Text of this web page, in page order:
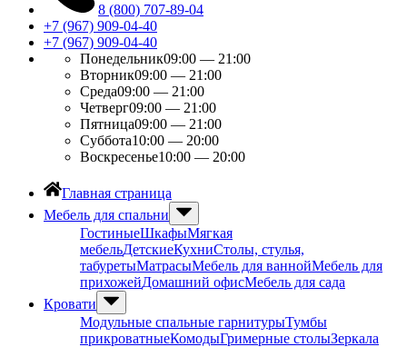
8 (800) 707-89-04
+7 (967) 909-04-40
+7 (967) 909-04-40
Понедельник09:00 — 21:00
Вторник09:00 — 21:00
Среда09:00 — 21:00
Четверг09:00 — 21:00
Пятница09:00 — 21:00
Суббота10:00 — 20:00
Воскресенье10:00 — 20:00
Главная страница
Мебель для спальни
ГостиныеШкафыМягкая
мебельДетскиеКухниСтолы, стулья,
табуретыМатрасыМебель для ваннойМебель для
прихожейДомашний офисМебель для сада
Кровати
Модульные спальные гарнитурыТумбы
прикроватныеКомодыГримерные столыЗеркала